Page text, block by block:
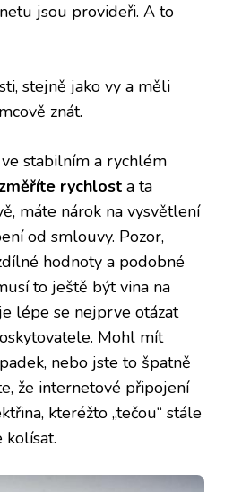
jsou provideři. A to
stejně jako vy a měli
znát.
stabilním a rychlém
změříte rychlost a ta
máte nárok na vysvětlení
od smlouvy. Pozor,
hodnoty a podobné
to ještě být vina na
lépe se nejprve otázat
Mohl mít
nebo jste to špatně
že internetové připojení
kteréžto „tečou“ stále
kolísat.